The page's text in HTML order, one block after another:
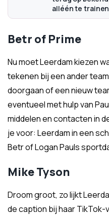
alléén te trainen
Betr of Prime
Nu moet Leerdam kiezen
tekenen bij een ander
doorgaan of een nieuw
eventueel met hulp van
middelen en contacten in
je voor: Leerdam in een
Betr of Logan Pauls
Mike Tyson
Droom groot, zo lijkt
de caption bij haar